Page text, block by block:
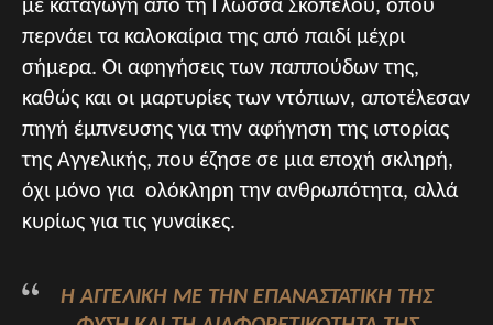
με καταγωγή από τη Γλώσσα Σκοπέλου, όπου
περνάει τα καλοκαίρια της από παιδί μέχρι
σήμερα. Οι αφηγήσεις των παππούδων της,
καθώς και οι μαρτυρίες των ντόπιων, αποτέλεσαν
πηγή έμπνευσης για την αφήγηση της ιστορίας
της Αγγελικής, που έζησε σε μια εποχή σκληρή,
όχι μόνο για ολόκληρη την ανθρωπότητα, αλλά
κυρίως για τις γυναίκες.
Η ΑΓΓΕΛΙΚΉ ΜΕ ΤΗΝ ΕΠΑΝΑΣΤΑΤΙΚΉ ΤΗΣ